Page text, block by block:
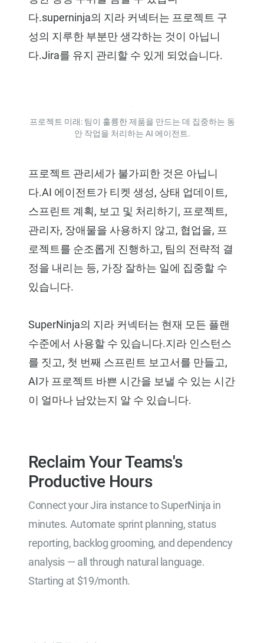
다.superninja의 지라 커넥터는 프로젝트 구
성의 지루한 부분만 생각하는 것이 아닙니
다.Jira를 유지 관리할 수 있게 되었습니다.
프로젝트 미래: 팀이 훌륭한 제품을 만드는 데 집중하는 동
안 작업을 처리하는 AI 에이전트.
프로젝트 관리세가 불가피한 것은 아닙니
다.AI 에이전트가 티켓 생성, 상태 업데이트,
스프린트 계획, 보고 및 처리하기, 프로젝트,
관리자, 장애물을 사용하지 않고, 협업을, 프
로젝트를 순조롭게 진행하고, 팀의 전략적 결
정을 내리는 등, 가장 잘하는 일에 집중할 수
있습니다.
SuperNinja의 지라 커넥터는 현재 모든 플랜
수준에서 사용할 수 있습니다.지라 인스턴스
를 짓고, 첫 번째 스프린트 보고서를 만들고,
AI가 프로젝트 바쁜 시간을 보낼 수 있는 시간
이 얼마나 남았는지 알 수 있습니다.
Reclaim Your Teams's
Productive Hours
Connect your Jira instance to SuperNinja in
minutes. Automate sprint planning, status
reporting, backlog grooming, and dependency
analysis — all through natural language.
Starting at $19/month.